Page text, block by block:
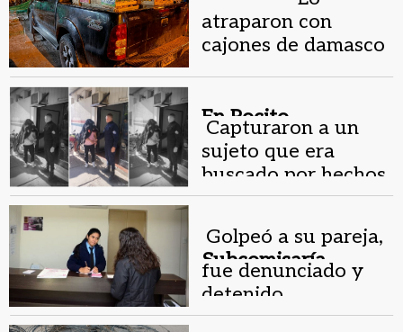
atraparon con
cajones de damasco
quedó detenido
En Pocito.
Capturaron a un
sujeto que era
buscado por hechos
de narcotráfico
Subcomisaría
Castro.
Golpeó a su pareja,
fue denunciado y
detenido